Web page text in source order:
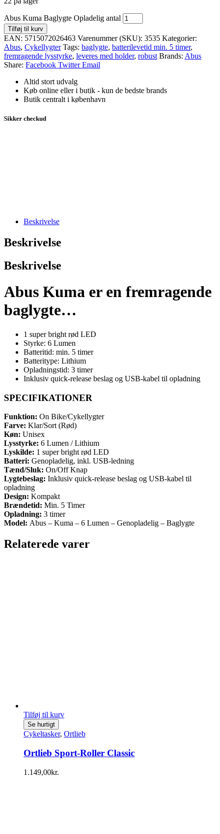
Abus Kuma Baglygte Opladelig antal
Tilføj til kurv
EAN: 5715072026463 Varenummer (SKU): 3535 Kategorier:
Abus, Cykellygter Tags: baglygte, batterilevetid min. 5 timer,
fremragende lysstyrke, leveres med holder, robust Brands: Abus
Share: Facebook Twitter Email
Altid stort udvalg
Køb online eller i butik - kun de bedste brands
Butik centralt i københavn
Sikker checkud
Beskrivelse
Beskrivelse
Beskrivelse
Abus Kuma er en fremragende
baglygte…
1 super bright rød LED
Styrke: 6 Lumen
Batteritid: min. 5 timer
Batteritype: Lithium
Opladningstid: 3 timer
Inklusiv quick-release beslag og USB-kabel til opladning
SPECIFIKATIONER
Funktion: On Bike/Cykellygter
Farve: Klar/Sort (Rød)
Køn: Unisex
Lysstyrke: 6 Lumen / Lithium
Lyskilde: 1 super bright rød LED
Batteri: Genopladelig, inkl. USB-ledning
Tænd/Sluk: On/Off Knap
Lygtebeslag: Inklusiv quick-release beslag og USB-kabel til
opladning
Design: Kompakt
Brændetid: Min. 5 Timer
Opladning: 3 timer
Model: Abus – Kuma – 6 Lumen – Genopladelig – Baglygte
Relaterede varer
Tilføj til kurv
Se hurtigt
Cykeltasker, Ortlieb
Ortlieb Sport-Roller Classic
1.149,00kr.